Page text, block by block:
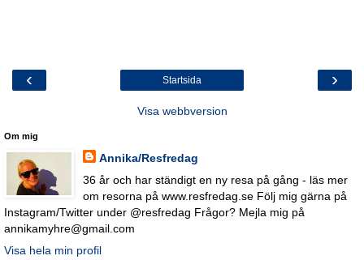
‹ ›
Startsida
Visa webbversion
Om mig
Annika/Resfredag
36 år och har ständigt en ny resa på gång - läs mer
om resorna på www.resfredag.se Följ mig gärna på
Instagram/Twitter under @resfredag Frågor? Mejla mig på
annikamyhre@gmail.com
Visa hela min profil